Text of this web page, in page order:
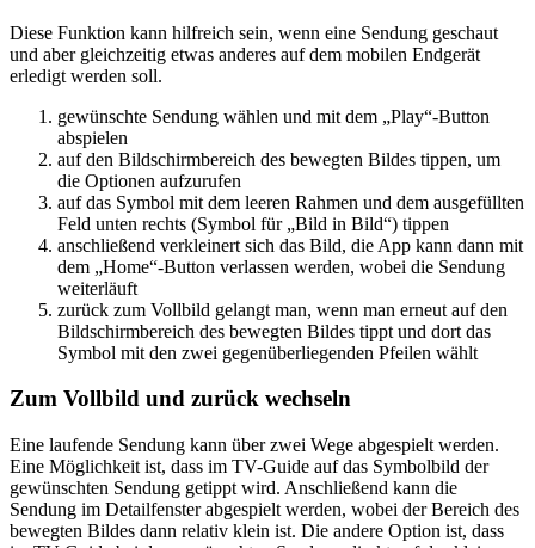
Diese Funktion kann hilfreich sein, wenn eine Sendung geschaut
und aber gleichzeitig etwas anderes auf dem mobilen Endgerät
erledigt werden soll.
gewünschte Sendung wählen und mit dem „Play“-Button
abspielen
auf den Bildschirmbereich des bewegten Bildes tippen, um
die Optionen aufzurufen
auf das Symbol mit dem leeren Rahmen und dem ausgefüllten
Feld unten rechts (Symbol für „Bild in Bild“) tippen
anschließend verkleinert sich das Bild, die App kann dann mit
dem „Home“-Button verlassen werden, wobei die Sendung
weiterläuft
zurück zum Vollbild gelangt man, wenn man erneut auf den
Bildschirmbereich des bewegten Bildes tippt und dort das
Symbol mit den zwei gegenüberliegenden Pfeilen wählt
Zum Vollbild und zurück wechseln
Eine laufende Sendung kann über zwei Wege abgespielt werden.
Eine Möglichkeit ist, dass im TV-Guide auf das Symbolbild der
gewünschten Sendung getippt wird. Anschließend kann die
Sendung im Detailfenster abgespielt werden, wobei der Bereich des
bewegten Bildes dann relativ klein ist. Die andere Option ist, dass